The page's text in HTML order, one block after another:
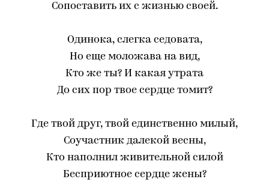
Сопоставить их с жизнью своей.
Одинока, слегка седовата,
Но еще моложава на вид,
Кто же ты? И какая утрата
До сих пор твое сердце томит?
Где твой друг, твой единственно милый,
Соучастник далекой весны,
Кто наполнил живительной силой
Бесприютное сердце жены?